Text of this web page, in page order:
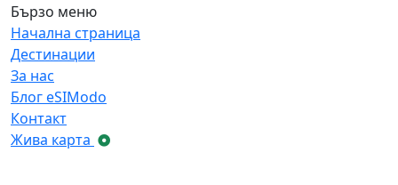
Бързо меню
Начална страница
Дестинации
За нас
Блог eSIModo
Контакт
Жива карта